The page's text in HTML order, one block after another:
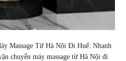
Massage Từ Hà Nội Đi Huế: Nhanh
chuyển máy massage từ Hà Nội đi